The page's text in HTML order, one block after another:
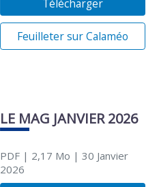
Télécharger
Feuilleter sur Calaméo
LE MAG JANVIER 2026
PDF| 2,17 Mo | 30 Janvier
2026